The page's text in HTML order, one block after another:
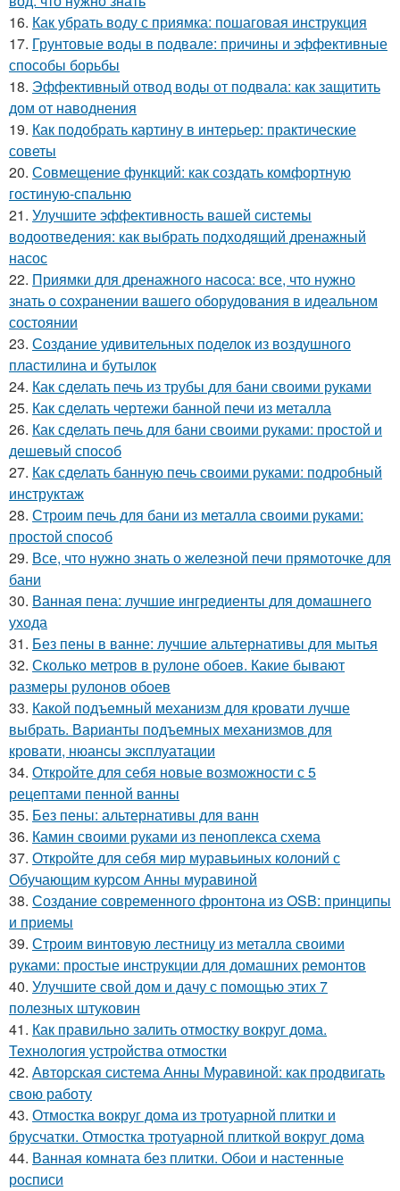
16. Как убрать воду с приямка: пошаговая инструкция
17. Грунтовые воды в подвале: причины и эффективные
способы борьбы
18. Эффективный отвод воды от подвала: как защитить
дом от наводнения
19. Как подобрать картину в интерьер: практические
советы
20. Совмещение функций: как создать комфортную
гостиную-спальню
21. Улучшите эффективность вашей системы
водоотведения: как выбрать подходящий дренажный
насос
22. Приямки для дренажного насоса: все, что нужно
знать о сохранении вашего оборудования в идеальном
состоянии
23. Создание удивительных поделок из воздушного
пластилина и бутылок
24. Как сделать печь из трубы для бани своими руками
25. Как сделать чертежи банной печи из металла
26. Как сделать печь для бани своими руками: простой и
дешевый способ
27. Как сделать банную печь своими руками: подробный
инструктаж
28. Строим печь для бани из металла своими руками:
простой способ
29. Все, что нужно знать о железной печи прямоточке для
бани
30. Ванная пена: лучшие ингредиенты для домашнего
ухода
31. Без пены в ванне: лучшие альтернативы для мытья
32. Сколько метров в рулоне обоев. Какие бывают
размеры рулонов обоев
33. Какой подъемный механизм для кровати лучше
выбрать. Варианты подъемных механизмов для
кровати, нюансы эксплуатации
34. Откройте для себя новые возможности с 5
рецептами пенной ванны
35. Без пены: альтернативы для ванн
36. Камин своими руками из пеноплекса схема
37. Откройте для себя мир муравьиных колоний с
Обучающим курсом Анны муравиной
38. Создание современного фронтона из OSB: принципы
и приемы
39. Строим винтовую лестницу из металла своими
руками: простые инструкции для домашних ремонтов
40. Улучшите свой дом и дачу с помощью этих 7
полезных штуковин
41. Как правильно залить отмостку вокруг дома.
Технология устройства отмостки
42. Авторская система Анны Муравиной: как продвигать
свою работу
43. Отмостка вокруг дома из тротуарной плитки и
брусчатки. Отмостка тротуарной плиткой вокруг дома
44. Ванная комната без плитки. Обои и настенные
росписи